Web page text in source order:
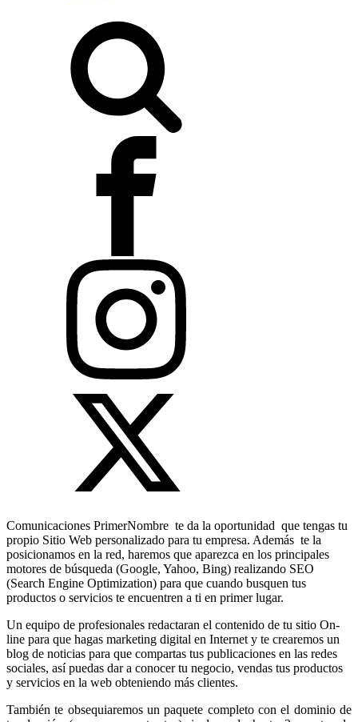
Comunicaciones PrimerNombre te da la oportunidad que tengas tu
propio Sitio Web personalizado para tu empresa. Además te la
posicionamos en la red, haremos que aparezca en los principales
motores de búsqueda (Google, Yahoo, Bing) realizando SEO
(Search Engine Optimization) para que cuando busquen tus
productos o servicios te encuentren a ti en primer lugar.
Un equipo de profesionales redactaran el contenido de tu sitio On-
line para que hagas marketing digital en Internet y te crearemos un
blog de noticias para que compartas tus publicaciones en las redes
sociales, así puedas dar a conocer tu negocio, vendas tus productos
y servicios en la web obteniendo más clientes.
También te obsequiaremos un paquete completo con el dominio de